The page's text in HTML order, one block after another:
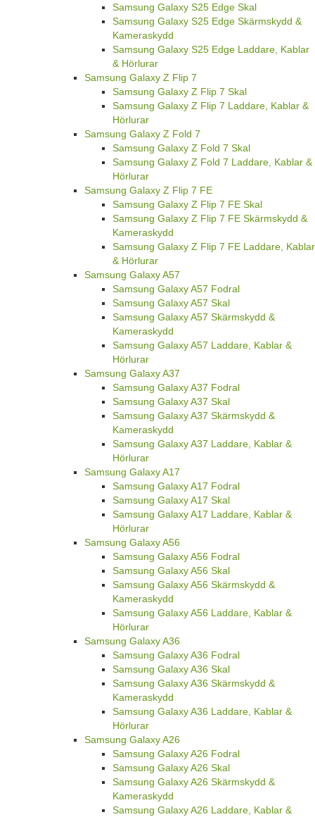
Samsung Galaxy S25 Edge Skal
Samsung Galaxy S25 Edge Skärmskydd &
Kameraskydd
Samsung Galaxy S25 Edge Laddare, Kablar
& Hörlurar
Samsung Galaxy Z Flip 7
Samsung Galaxy Z Flip 7 Skal
Samsung Galaxy Z Flip 7 Laddare, Kablar &
Hörlurar
Samsung Galaxy Z Fold 7
Samsung Galaxy Z Fold 7 Skal
Samsung Galaxy Z Fold 7 Laddare, Kablar &
Hörlurar
Samsung Galaxy Z Flip 7 FE
Samsung Galaxy Z Flip 7 FE Skal
Samsung Galaxy Z Flip 7 FE Skärmskydd &
Kameraskydd
Samsung Galaxy Z Flip 7 FE Laddare, Kablar
& Hörlurar
Samsung Galaxy A57
Samsung Galaxy A57 Fodral
Samsung Galaxy A57 Skal
Samsung Galaxy A57 Skärmskydd &
Kameraskydd
Samsung Galaxy A57 Laddare, Kablar &
Hörlurar
Samsung Galaxy A37
Samsung Galaxy A37 Fodral
Samsung Galaxy A37 Skal
Samsung Galaxy A37 Skärmskydd &
Kameraskydd
Samsung Galaxy A37 Laddare, Kablar &
Hörlurar
Samsung Galaxy A17
Samsung Galaxy A17 Fodral
Samsung Galaxy A17 Skal
Samsung Galaxy A17 Laddare, Kablar &
Hörlurar
Samsung Galaxy A56
Samsung Galaxy A56 Fodral
Samsung Galaxy A56 Skal
Samsung Galaxy A56 Skärmskydd &
Kameraskydd
Samsung Galaxy A56 Laddare, Kablar &
Hörlurar
Samsung Galaxy A36
Samsung Galaxy A36 Fodral
Samsung Galaxy A36 Skal
Samsung Galaxy A36 Skärmskydd &
Kameraskydd
Samsung Galaxy A36 Laddare, Kablar &
Hörlurar
Samsung Galaxy A26
Samsung Galaxy A26 Fodral
Samsung Galaxy A26 Skal
Samsung Galaxy A26 Skärmskydd &
Kameraskydd
Samsung Galaxy A26 Laddare, Kablar &